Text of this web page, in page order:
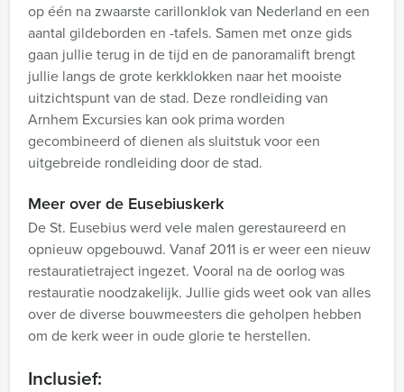
op één na zwaarste carillonklok van Nederland en een
aantal gildeborden en -tafels. Samen met onze gids
gaan jullie terug in de tijd en de panoramalift brengt
jullie langs de grote kerkklokken naar het mooiste
uitzichtspunt van de stad. Deze rondleiding van
Arnhem Excursies kan ook prima worden
gecombineerd of dienen als sluitstuk voor een
uitgebreide rondleiding door de stad.
Meer over de Eusebiuskerk
De St. Eusebius werd vele malen gerestaureerd en
opnieuw opgebouwd. Vanaf 2011 is er weer een nieuw
restauratietraject ingezet. Vooral na de oorlog was
restauratie noodzakelijk. Jullie gids weet ook van alles
over de diverse bouwmeesters die geholpen hebben
om de kerk weer in oude glorie te herstellen.
Inclusief: